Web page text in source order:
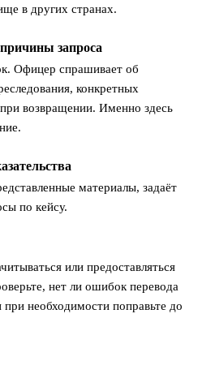
в других странах.
запроса
Офицер спрашивает об
конкретных
возвращении. Именно здесь
материалы, задаёт
по кейсу.
или предоставляться
нет ли ошибок перевода
при необходимости поправьте до